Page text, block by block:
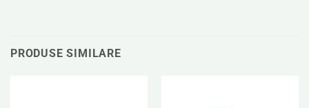
PRODUSE SIMILARE